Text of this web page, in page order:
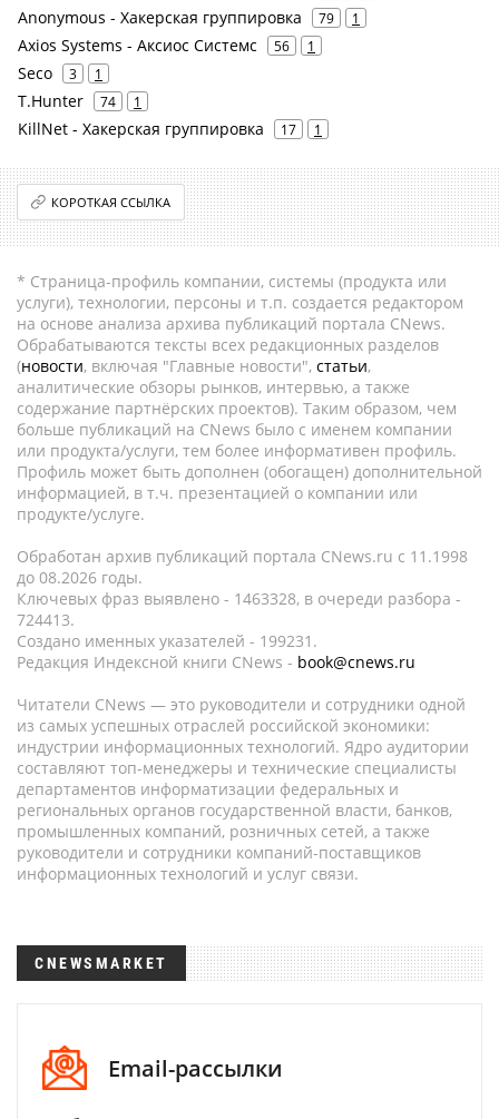
Anonymous - Хакерская группировка 79 1
Axios Systems - Аксиос Системс 56 1
Seco 3 1
T.Hunter 74 1
KillNet - Хакерская группировка 17 1
КОРОТКАЯ ССЫЛКА
* Страница-профиль компании, системы (продукта или
услуги), технологии, персоны и т.п. создается редактором
на основе анализа архива публикаций портала CNews.
Обрабатываются тексты всех редакционных разделов
(новости, включая "Главные новости", статьи,
аналитические обзоры рынков, интервью, а также
содержание партнёрских проектов). Таким образом, чем
больше публикаций на CNews было с именем компании
или продукта/услуги, тем более информативен профиль.
Профиль может быть дополнен (обогащен) дополнительной
информацией, в т.ч. презентацией о компании или
продукте/услуге.
Обработан архив публикаций портала CNews.ru c 11.1998
до 08.2026 годы.
Ключевых фраз выявлено - 1463328, в очереди разбора -
724413.
Создано именных указателей - 199231.
Редакция Индексной книги CNews - book@cnews.ru
Читатели CNews — это руководители и сотрудники одной
из самых успешных отраслей российской экономики:
индустрии информационных технологий. Ядро аудитории
составляют топ-менеджеры и технические специалисты
департаментов информатизации федеральных и
региональных органов государственной власти, банков,
промышленных компаний, розничных сетей, а также
руководители и сотрудники компаний-поставщиков
информационных технологий и услуг связи.
CNEWSMARKET
Email-рассылки